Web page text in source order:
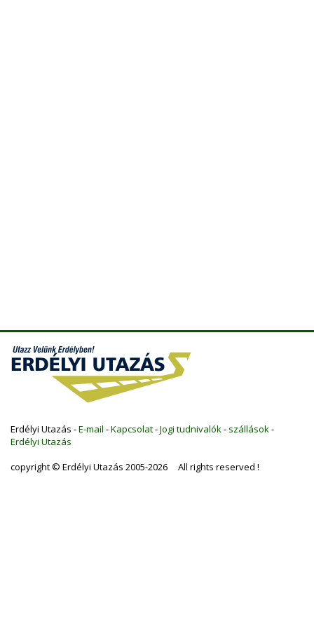
Erdélyi Utazás -E-mail -Kapcsolat-Jogi tudnivalók- szállások-
Erdélyi Utazás
copyright © Erdélyi Utazás 2005-2026 All rights reserved !